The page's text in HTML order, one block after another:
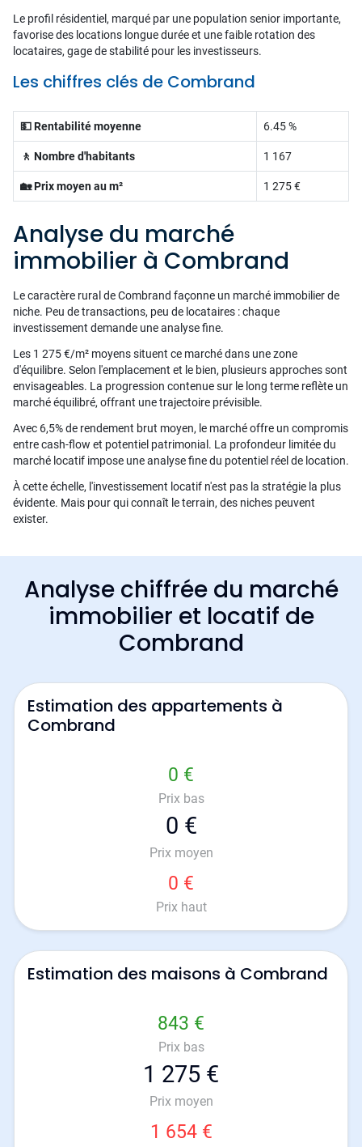
Le profil résidentiel, marqué par une population senior importante,
favorise des locations longue durée et une faible rotation des
locataires, gage de stabilité pour les investisseurs.
Les chiffres clés de Combrand
💵 Rentabilité moyenne 6.45 %
🚶 Nombre d'habitants 1 167
🏡 Prix moyen au m² 1 275 €
Analyse du marché
immobilier à Combrand
Le caractère rural de Combrand façonne un marché immobilier de
niche. Peu de transactions, peu de locataires : chaque
investissement demande une analyse fine.
Les 1 275 €/m² moyens situent ce marché dans une zone
d'équilibre. Selon l'emplacement et le bien, plusieurs approches sont
envisageables. La progression contenue sur le long terme reflète un
marché équilibré, offrant une trajectoire prévisible.
Avec 6,5% de rendement brut moyen, le marché offre un compromis
entre cash-flow et potentiel patrimonial. La profondeur limitée du
marché locatif impose une analyse fine du potentiel réel de location.
À cette échelle, l'investissement locatif n'est pas la stratégie la plus
évidente. Mais pour qui connaît le terrain, des niches peuvent
exister.
Analyse chiffrée du marché
immobilier et locatif de
Combrand
Estimation des appartements à
Combrand
0 €
Prix bas
0 €
Prix moyen
0 €
Prix haut
Estimation des maisons à Combrand
843 €
Prix bas
1 275 €
Prix moyen
1 654 €